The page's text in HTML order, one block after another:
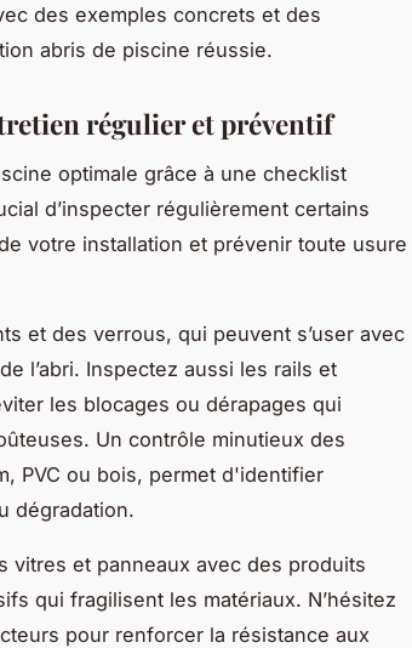
des exemples concrets et des
abris de piscine réussie.
régulier et préventif
optimale grâce à une checklist
d’inspecter régulièrement certains
votre installation et prévenir toute usure
et des verrous, qui peuvent s’user avec
l’abri. Inspectez aussi les rails et
les blocages ou dérapages qui
Un contrôle minutieux des
PVC ou bois, permet d'identifier
dégradation.
vitres et panneaux avec des produits
qui fragilisent les matériaux. N’hésitez
pour renforcer la résistance aux